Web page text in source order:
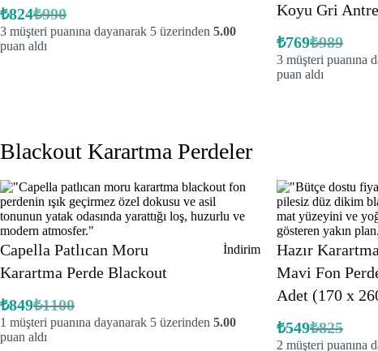
₺990
Orijinal
fiyat:
₺990.
₺824Şu
andaki
fiyat:
3 müşteri puanına dayanarak 5 üzerinden 5.00
puan aldı
Koyu Gri
₺989
Orijinal
fiyat:
₺989.
₺769Şu
andaki
fiyat:
3 müşteri puanına
puan aldı
Blackout Karartma Perdeler
İndirimİndirimdeki
Capella Patlıcan Moru
Karartma Perde Blackout
₺1100
Orijinal
fiyat:
₺1100.
₺849 Şu
andaki
fiyat:
1 müşteri puanına dayanarak 5 üzerinden 5.00
puan aldı
Hazır
Mavi Fon
Adet (170 x
₺825
Orijinal
fiyat:
₺549Şu
andaki
2 müşteri puanına